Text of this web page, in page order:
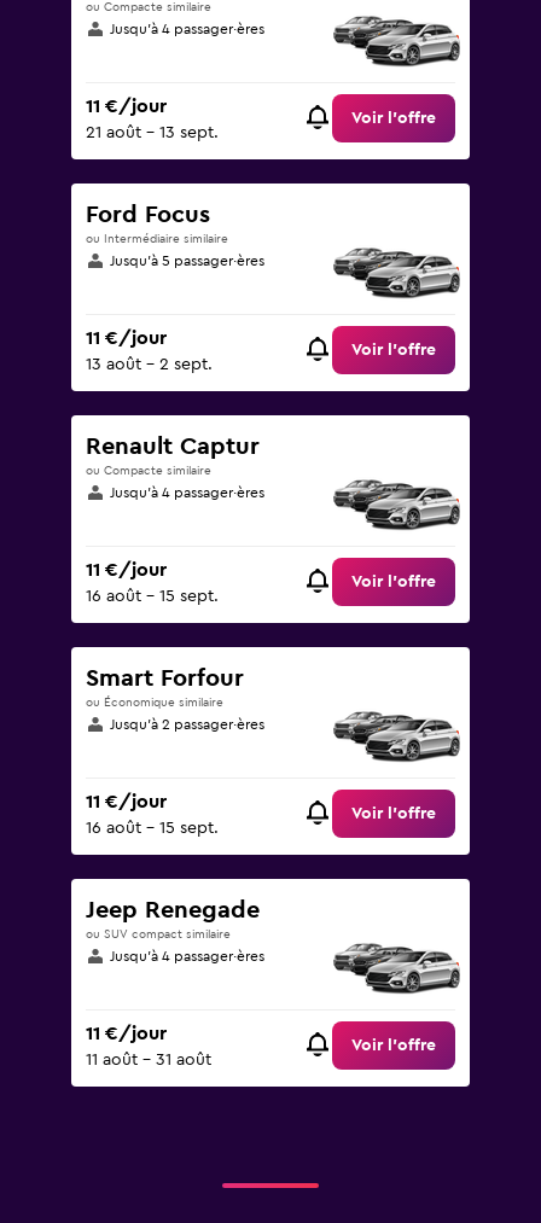
ou Compacte similaire
Jusqu’à 4 passager·ères
11 €/jour
21 août - 13 sept.
Voir l’offre
Ford Focus
ou Intermédiaire similaire
Jusqu’à 5 passager·ères
11 €/jour
13 août - 2 sept.
Voir l’offre
Renault Captur
ou Compacte similaire
Jusqu’à 4 passager·ères
11 €/jour
16 août - 15 sept.
Voir l’offre
Smart Forfour
ou Économique similaire
Jusqu’à 2 passager·ères
11 €/jour
16 août - 15 sept.
Voir l’offre
Jeep Renegade
ou SUV compact similaire
Jusqu’à 4 passager·ères
11 €/jour
11 août - 31 août
Voir l’offre